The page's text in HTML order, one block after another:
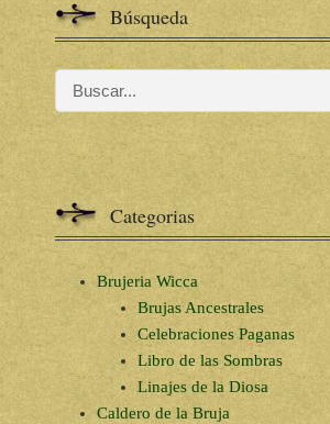
Búsqueda
Categorias
Brujeria Wicca
Brujas Ancestrales
Celebraciones Paganas
Libro de las Sombras
Linajes de la Diosa
Caldero de la Bruja